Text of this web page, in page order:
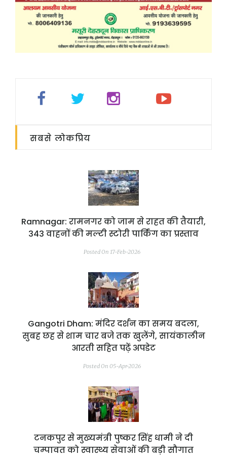
सबसे लोकप्रिय
Ramnagar: रामनगर को जाम से राहत की तैयारी,
343 वाहनों की मल्टी स्टोरी पार्किंग का प्रस्ताव
Posted On 17-Feb-2026
Gangotri Dham: मंदिर दर्शन का समय बदला,
सुबह छह से शाम चार बजे तक खुलेंगे, सायंकालीन
आरती सहित पढ़ें अपडेट
Posted On 05-Apr-2026
टनकपुर से मुख्यमंत्री पुष्कर सिंह धामी ने दी
चम्पावत को स्वास्थ्य सेवाओं की बड़ी सौगात